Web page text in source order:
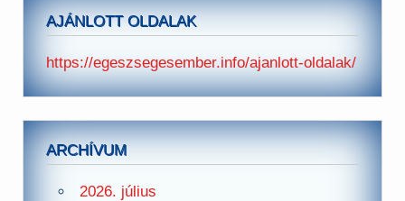
AJÁNLOTT OLDALAK
https://egeszsegesember.info/ajanlott-oldalak/
ARCHÍVUM
2026. július